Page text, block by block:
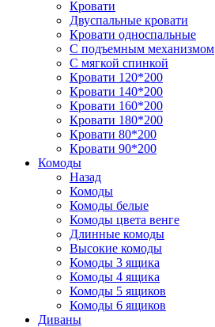
Кровати
Двуспальные кровати
Кровати односпальные
С подъемным механизмом
С мягкой спинкой
Кровати 120*200
Кровати 140*200
Кровати 160*200
Кровати 180*200
Кровати 80*200
Кровати 90*200
Комоды
Назад
Комоды
Комоды белые
Комоды цвета венге
Длинные комоды
Высокие комоды
Комоды 3 ящика
Комоды 4 ящика
Комоды 5 ящиков
Комоды 6 ящиков
Диваны